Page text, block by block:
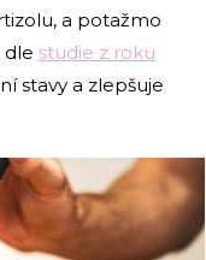
a potažmo
dle studie z roku
stavy a zlepšuje